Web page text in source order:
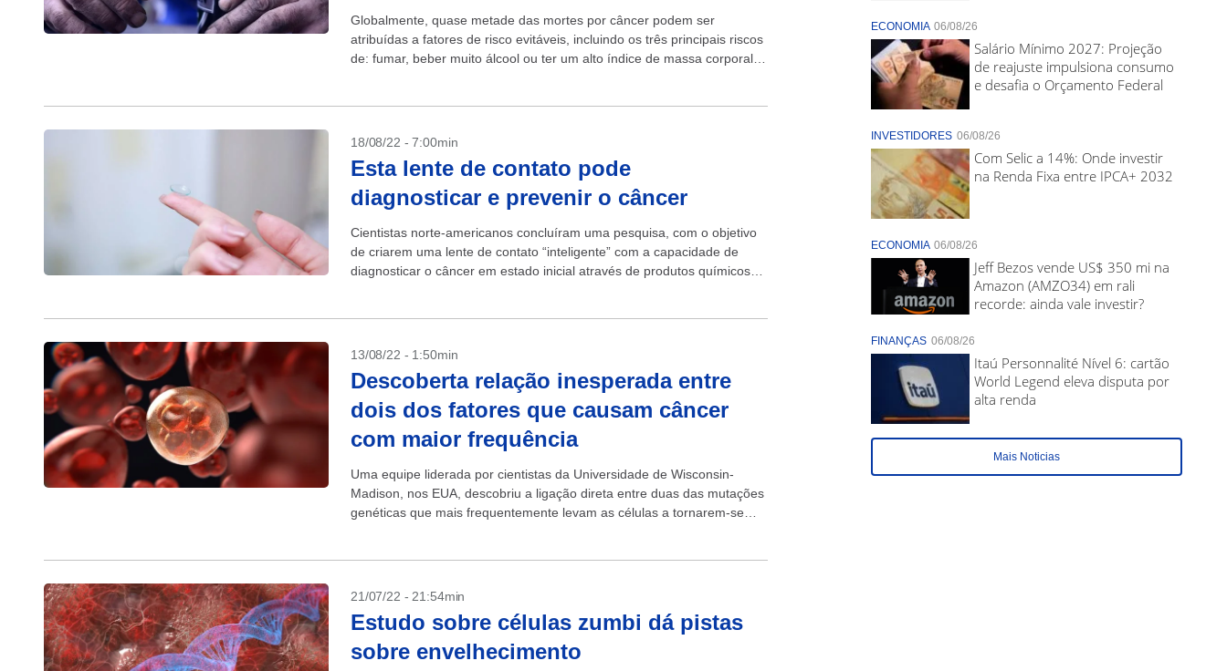
Globalmente, quase metade das mortes por câncer podem ser
atribuídas a fatores de risco evitáveis, incluindo os três principais riscos
de: fumar, beber muito álcool ou ter um alto índice de massa corporal,
18/08/22 - 7:00min
Esta lente de contato pode
diagnosticar e prevenir o câncer
Cientistas norte-americanos concluíram uma pesquisa, com o objetivo
de criarem uma lente de contato “inteligente” com a capacidade de
diagnosticar o câncer em estado inicial através de produtos químicos
13/08/22 - 1:50min
Descoberta relação inesperada entre
dois dos fatores que causam câncer
com maior frequência
Uma equipe liderada por cientistas da Universidade de Wisconsin-
Madison, nos EUA, descobriu a ligação direta entre duas das mutações
genéticas que mais frequentemente levam as células a tornarem-se
21/07/22 - 21:54min
Estudo sobre células zumbi dá pistas
sobre envelhecimento
ECONOMIA 06/08/26
Salário Mínimo 2027: Projeção
de reajuste impulsiona consumo
e desafia o Orçamento Federal
INVESTIDORES 06/08/26
Com Selic a 14%: Onde investir
na Renda Fixa entre IPCA+ 2032
ECONOMIA 06/08/26
Jeff Bezos vende US$ 350 mi na
Amazon (AMZO34) em rali
recorde: ainda vale investir?
FINANÇAS 06/08/26
Itaú Personnalité Nível 6: cartão
World Legend eleva disputa por
alta renda
Mais Noticias